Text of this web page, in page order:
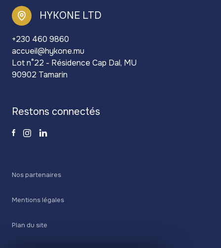
HYKONE LTD
+230 460 9860
accueil@hykone.mu
Lot n°22 - Résidence Cap Dal, MU
90902 Tamarin
restons connectés
Nos partenaires
Mentions légales
Plan du site